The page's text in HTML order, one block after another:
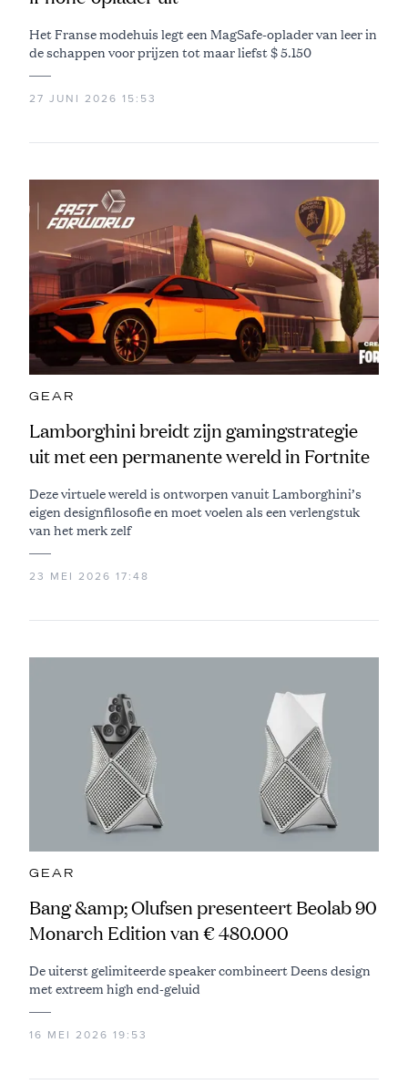
Het Franse modehuis legt een MagSafe-oplader van leer in
de schappen voor prijzen tot maar liefst $ 5.150
27 JUNI 2026 15:53
GEAR
Lamborghini breidt zijn gamingstrategie
uit met een permanente wereld in Fortnite
Deze virtuele wereld is ontworpen vanuit Lamborghini’s
eigen designfilosofie en moet voelen als een verlengstuk
van het merk zelf
23 MEI 2026 17:48
GEAR
Bang &amp; Olufsen presenteert Beolab 90
Monarch Edition van € 480.000
De uiterst gelimiteerde speaker combineert Deens design
met extreem high end-geluid
16 MEI 2026 19:53